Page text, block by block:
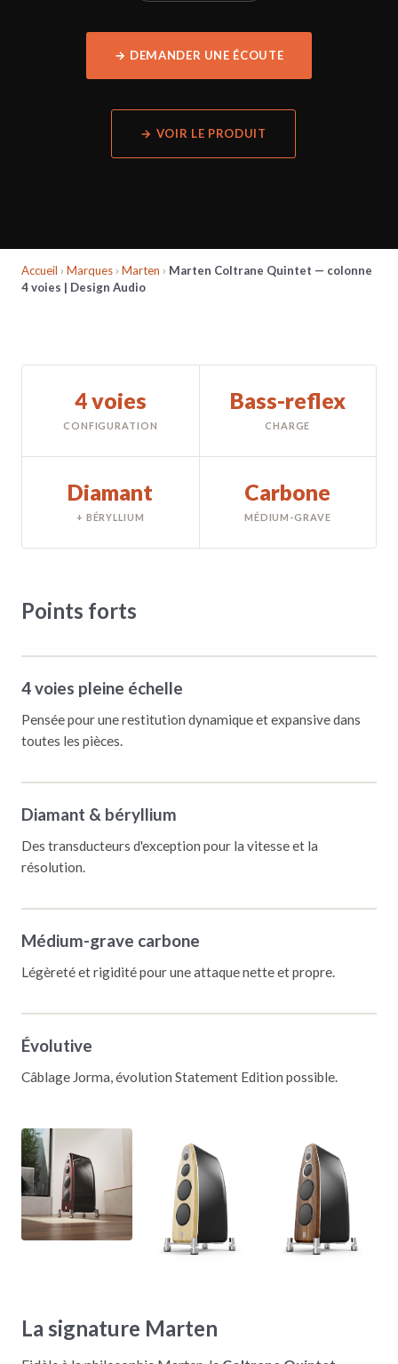
→ DEMANDER UNE ÉCOUTE
→ VOIR LE PRODUIT
Accueil › Marques › Marten › Marten Coltrane Quintet — colonne
4 voies | Design Audio
4 voies
CONFIGURATION
Bass-reflex
CHARGE
Diamant
+ BÉRYLLIUM
Carbone
MÉDIUM-GRAVE
Points forts
4 voies pleine échelle
Pensée pour une restitution dynamique et expansive dans
toutes les pièces.
Diamant & béryllium
Des transducteurs d'exception pour la vitesse et la
résolution.
Médium-grave carbone
Légèreté et rigidité pour une attaque nette et propre.
Évolutive
Câblage Jorma, évolution Statement Edition possible.
La signature Marten